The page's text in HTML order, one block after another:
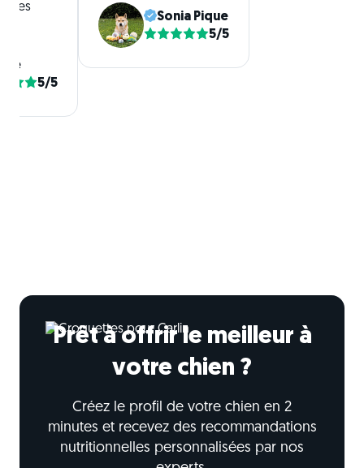
5/5
Sonia Pique
5/5
Prêt à offrir le meilleur à
votre chien ?
Créez le profil de votre chien en 2
minutes et recevez des recommandations
nutritionnelles personnalisées par nos